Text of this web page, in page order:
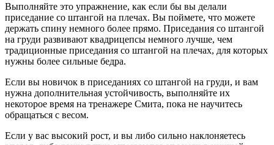
Выполняйте это упражнение, как если бы вы делали
приседание со штангой на плечах. Вы поймете, что можете
держать спину немного более прямо. Приседания со штангой
на груди развивают квадрицепсы немного лучше, чем
традиционные приседания со штангой на плечах, для которых
нужны более сильные бедра.
Если вы новичок в приседаниях со штангой на груди, и вам
нужна дополнительная устойчивость, выполняйте их
некоторое время на тренажере Смита, пока не научитесь
обращаться с весом.
Если у вас высокий рост, и вы либо сильно наклоняетесь